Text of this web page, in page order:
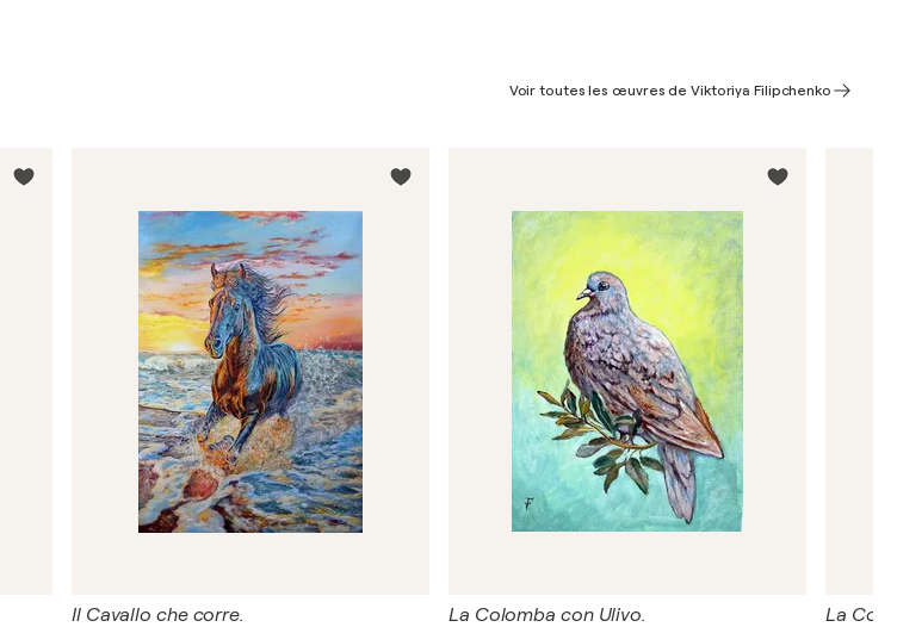
Voir toutes les œuvres de Viktoriya Filipchenko
Il Cavallo che corre. La Colomba con Ulivo. La